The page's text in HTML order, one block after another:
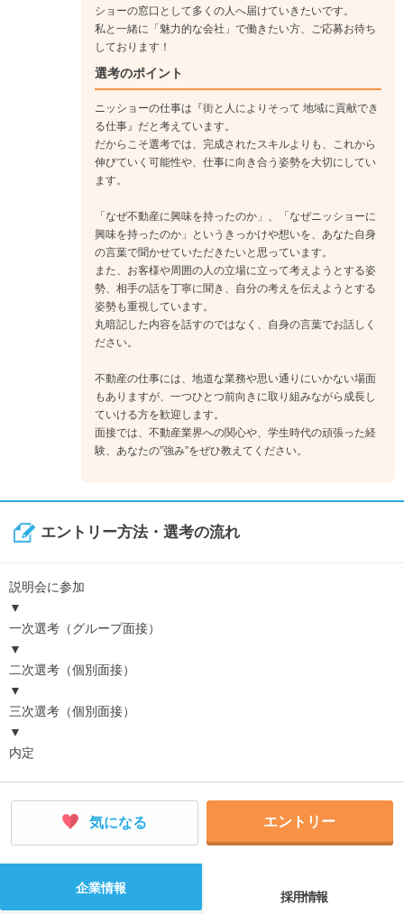
ショーの窓口として多くの人へ届けていきたいです。
私と一緒に「魅力的な会社」で働きたい方、ご応募お待ち
しております！
選考のポイント
ニッショーの仕事は『街と人によりそって 地域に貢献でき
る仕事』だと考えています。
だからこそ選考では、完成されたスキルよりも、これから
伸びていく可能性や、仕事に向き合う姿勢を大切にしてい
ます。
「なぜ不動産に興味を持ったのか」、「なぜニッショーに
興味を持ったのか」というきっかけや想いを、あなた自身
の言葉で聞かせていただきたいと思っています。
また、お客様や周囲の人の立場に立って考えようとする姿
勢、相手の話を丁寧に聞き、自分の考えを伝えようとする
姿勢も重視しています。
丸暗記した内容を話すのではなく、自身の言葉でお話しく
ださい。
不動産の仕事には、地道な業務や思い通りにいかない場面
もありますが、一つひとつ前向きに取り組みながら成長し
ていける方を歓迎します。
面接では、不動産業界への関心や、学生時代の頑張った経
験、あなたの”強み”をぜひ教えてください。
エントリー方法・選考の流れ
説明会に参加
▼
一次選考（グループ面接）
▼
二次選考（個別面接）
▼
三次選考（個別面接）
▼
内定
気になる エントリー
企業情報
採用情報